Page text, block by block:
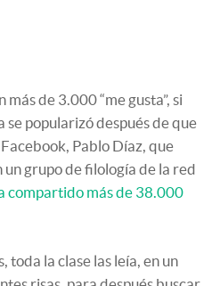
de 3.000 “me gusta”, si
popularizó después de que
Pablo Díaz, que
un grupo de filología de la red
compartido más de 38.000
toda la clase las leía, en un